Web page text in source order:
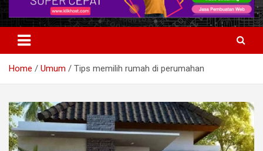
Home Umum Tips memilih rumah di perumahan